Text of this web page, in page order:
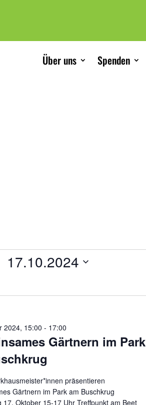
Über uns Spenden
17.10.2024
Gärtnern im Park
2024, 15:00 - 17:00
präsentieren
Gärtnern im Park am Buschkrug
17. Oktober 15-17 Uhr Treffpunkt am Beet